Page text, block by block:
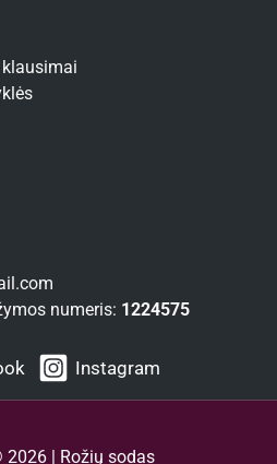
numeris: 1224575
Instagram
2026 | Rožių sodas